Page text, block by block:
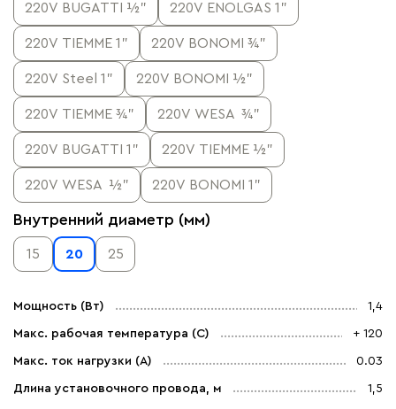
220V BUGATTI ½” 220V ENOLGAS 1”
220V TIEMME 1” 220V BONOMI ¾”
220V Steel 1” 220V BONOMI ½”
220V TIEMME ¾” 220V WESA ¾”
220V BUGATTI 1” 220V TIEMME ½”
220V WESA ½” 220V BONOMI 1"
Внутренний диаметр (мм)
15 20 25
Мощность (Вт) 1,4
Макс. рабочая температура (C) + 120
Макс. ток нагрузки (А) 0.03
Длина установочного провода, м 1,5